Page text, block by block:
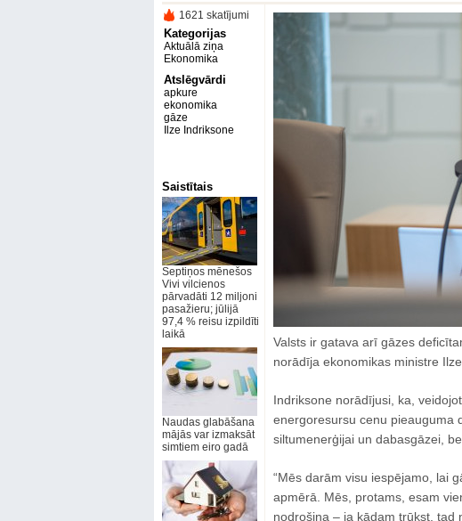
1621 skatījumi
Kategorijas
Aktuālā ziņa
Ekonomika
Atslēgvārdi
apkure
ekonomika
gāze
Ilze Indriksone
Saistītais
Septiņos mēnešos
Vivi vilcienos
pārvadāti 12 miljoni
pasažieru; jūlijā
97,4 % reisu izpildīti
laikā
Naudas glabāšana
mājās var izmaksāt
simtiem eiro gadā
Valsts ir gatava arī gāzes
norādīja ekonomikas ministre
Indriksone norādījusi, ka,
energoresursu cenu pieauguma
siltumenerģijai un dabasgāzei,
“Mēs darām visu iespējamo, lai
apmērā. Mēs, protams, esam
nodrošina – ja kādam trūkst, tad